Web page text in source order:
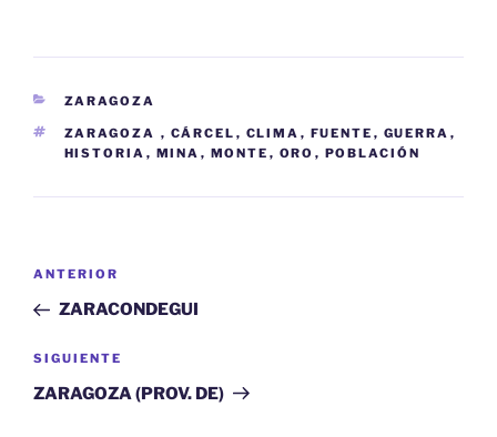
CATEGORÍAS
ZARAGOZA
ETIQUETAS
ZARAGOZA , CÁRCEL , CLIMA , FUENTE , GUERRA ,
HISTORIA , MINA , MONTE , ORO , POBLACIÓN
Navegación
entradas
Entrada
anterior:
ANTERIOR
ZARACONDEGUI
Siguiente
entrada
SIGUIENTE
ZARAGOZA (PROV. DE)